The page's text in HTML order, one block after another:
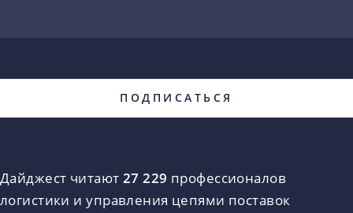
Дайджест читают 27 229 профессионалов
логистики и управления цепями поставок